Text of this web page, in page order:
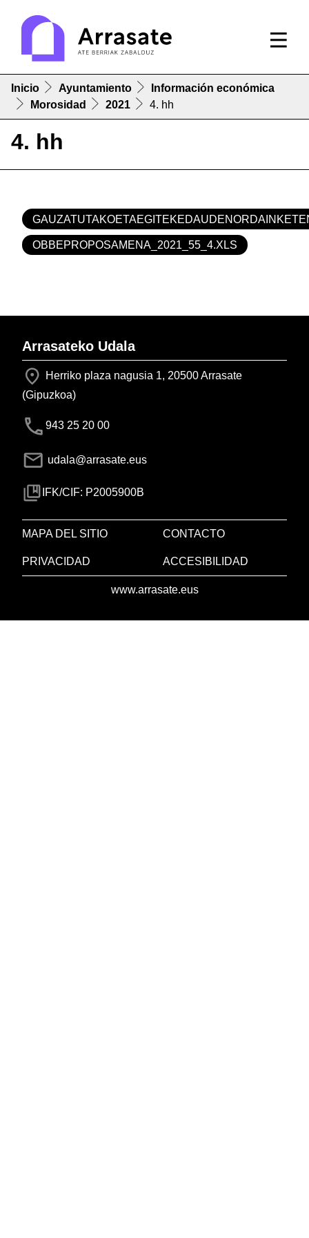
Inicio Ayuntamiento
Información económica
Morosidad
2021 4. hh
4. hh
OBBEPROPOSAMENA_2021_55_4.XLS
Arrasateko Udala
Herriko plaza nagusia 1, 20500 Arrasate
(Gipuzkoa)
943 25 20 00
udala@arrasate.eus
IFK/CIF: P2005900B
MAPA DEL SITIO CONTACTO
PRIVACIDAD ACCESIBILIDAD
www.arrasate.eus